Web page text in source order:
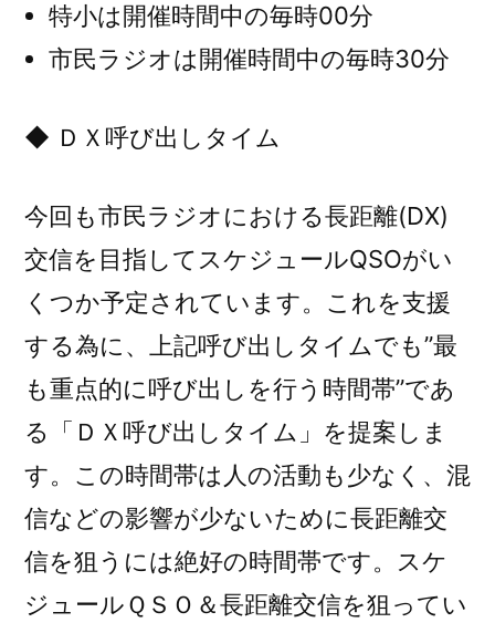
特小は開催時間中の毎時00分
市民ラジオは開催時間中の毎時30分
◆ ＤＸ呼び出しタイム
今回も市民ラジオにおける長距離(DX)
交信を目指してスケジュールQSOがい
くつか予定されています。これを支援
する為に、上記呼び出しタイムでも”最
も重点的に呼び出しを行う時間帯”であ
る「ＤＸ呼び出しタイム」を提案しま
す。この時間帯は人の活動も少なく、混
信などの影響が少ないために長距離交
信を狙うには絶好の時間帯です。スケ
ジュールＱＳＯ＆長距離交信を狙ってい